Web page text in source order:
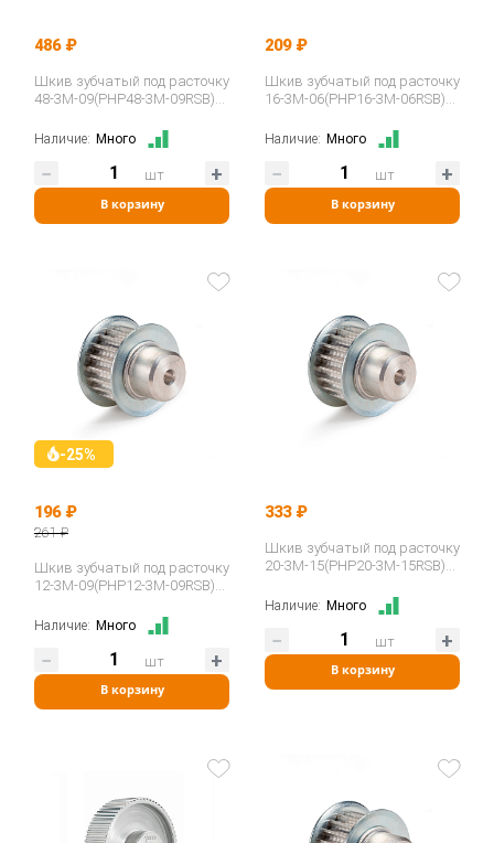
486 ₽
Шкив зубчатый под расточку
48-3M-09(PHP48-3M-09RSB)
Наличие: Много
В корзину
шт
209 ₽
Шкив зубчатый под расточку
16-3M-06(PHP16-3M-06RSB)
Наличие: Много
В корзину
шт
-25%
196 ₽
261 ₽
Шкив зубчатый под расточку
12-3M-09(PHP12-3M-09RSB)
Наличие: Много
В корзину
шт
333 ₽
Шкив зубчатый под расточку
20-3M-15(PHP20-3M-15RSB)
Наличие: Много
В корзину
шт